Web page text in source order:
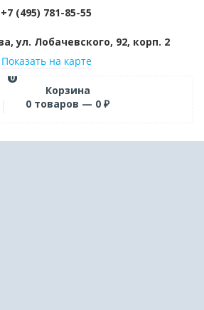
+7 (495) 781-85-55
ул. Лобачевского, 92, корп. 2
Показать на карте
0
Корзина
0 товаров — 0 ₽